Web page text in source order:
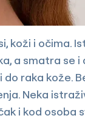
koži i očima.
a smatra se i
raka kože.
Neka
i kod osoba